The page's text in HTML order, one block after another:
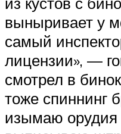
выныривает у
самый
лицензии», —
смотрел в
тоже спиннинг
изымаю орудия